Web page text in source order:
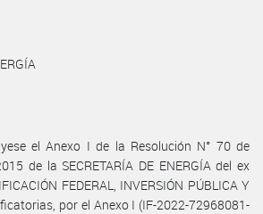
el Anexo I de la Resolución N° 70 de
de la SECRETARÍA DE ENERGÍA del ex
FEDERAL, INVERSIÓN PÚBLICA Y
por el Anexo I (IF-2022-72968081-